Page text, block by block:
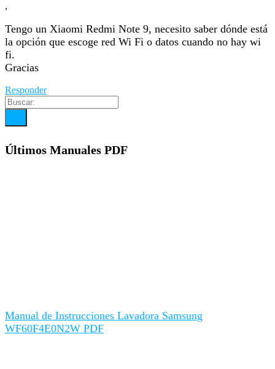
,
Tengo un Xiaomi Redmi Note 9, necesito saber dónde está
la opción que escoge red Wi Fi o datos cuando no hay wi
fi.
Gracias
Responder
Últimos Manuales PDF
Manual de Instrucciones Lavadora Samsung
WF60F4E0N2W PDF